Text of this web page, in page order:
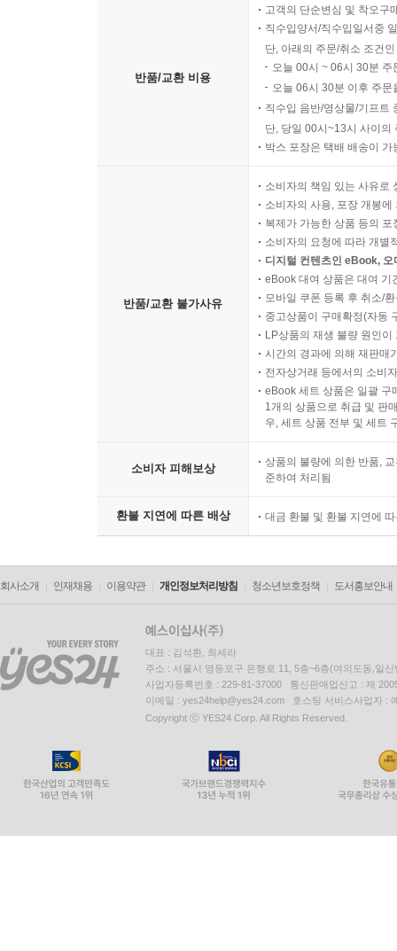
반품/교환 비용
고객의 단순변심 및 착오구
직수입양서/직수입일서중
단, 아래의 주문/취소 조건
오늘 00시 ~ 06시 30분
오늘 06시 30분 이후 주
직수입 음반/영상물/기프트
단, 당일 00시~13시 사이의
박스 포장은 택배 배송이
반품/교환 불가사유
소비자의 책임 있는 사유로
소비자의 사용, 포장 개봉
복제가 가능한 상품 등의
소비자의 요청에 따라 개별
디지털 컨텐츠인 eBook,
eBook 대여 상품은 대여 기
모바일 쿠폰 등록 후 취소/
중고상품이 구매확정(자동
LP상품의 재생 불량 원인
시간의 경과에 의해 재판매
전자상거래 등에서의 소비
eBook 세트 상품은 일괄 구
1개의 상품으로 취급 및 판
우, 세트 상품 전부 및 세트
소비자 피해보상
상품의 불량에 의한 반품,
준하여 처리됨
환불 지연에 따른 배상 대금 환불 및 환불 지연에
회사소개 인재채용 이용약관 개인정보처리방침 청소년보호정책 도서홍보안내
대표 : 김석환, 최세라
주소 : 서울시 영등포구 은행로 11, 5층~6층(여의도동,일신
사업자등록번호 : 229-81-37000 통신판매업신고 : 제
이메일 : yes24help@yes24.com 호스팅 서비스사업자 :
Copyright ⓒ YES24 Corp. All Rights Reserved.